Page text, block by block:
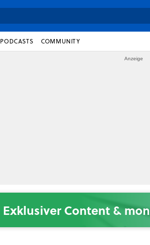
PODCASTS COMMUNITY
Exklusiver Content &